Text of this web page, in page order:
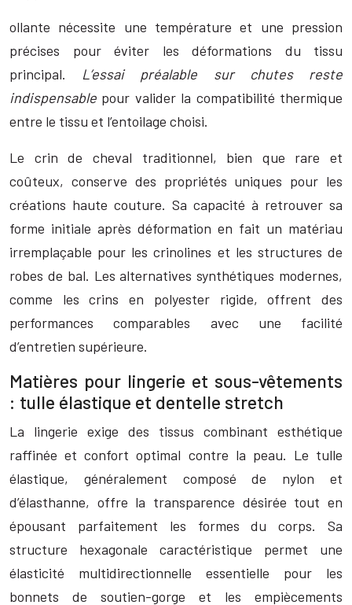
ollante nécessite une température et une pression
précises pour éviter les déformations du tissu
principal. L’essai préalable sur chutes reste
indispensable pour valider la compatibilité thermique
entre le tissu et l’entoilage choisi.
Le crin de cheval traditionnel, bien que rare et
coûteux, conserve des propriétés uniques pour les
créations haute couture. Sa capacité à retrouver sa
forme initiale après déformation en fait un matériau
irremplaçable pour les crinolines et les structures de
robes de bal. Les alternatives synthétiques modernes,
comme les crins en polyester rigide, offrent des
performances comparables avec une facilité
d’entretien supérieure.
Matières pour lingerie et sous-vêtements
: tulle élastique et dentelle stretch
La lingerie exige des tissus combinant esthétique
raffinée et confort optimal contre la peau. Le tulle
élastique, généralement composé de nylon et
d’élasthanne, offre la transparence désirée tout en
épousant parfaitement les formes du corps. Sa
structure hexagonale caractéristique permet une
élasticité multidirectionnelle essentielle pour les
bonnets de soutien-gorge et les empiècements